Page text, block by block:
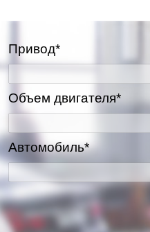
Привод*
Объем двигателя*
Автомобиль*